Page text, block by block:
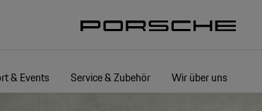
& Events Service & Zubehör Wir über uns